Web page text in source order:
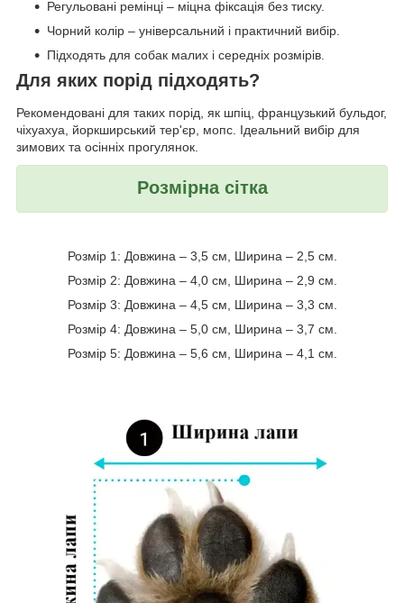
Регульовані ремінці – міцна фіксація без тиску.
Чорний колір – універсальний і практичний вибір.
Підходять для собак малих і середніх розмірів.
Для яких порід підходять?
Рекомендовані для таких порід, як шпіц, французький бульдог,
чіхуахуа, йоркширський тер'єр, мопс. Ідеальний вибір для
зимових та осінніх прогулянок.
Розмірна сітка
Розмір 1: Довжина – 3,5 см, Ширина – 2,5 см.
Розмір 2: Довжина – 4,0 см, Ширина – 2,9 см.
Розмір 3: Довжина – 4,5 см, Ширина – 3,3 см.
Розмір 4: Довжина – 5,0 см, Ширина – 3,7 см.
Розмір 5: Довжина – 5,6 см, Ширина – 4,1 см.